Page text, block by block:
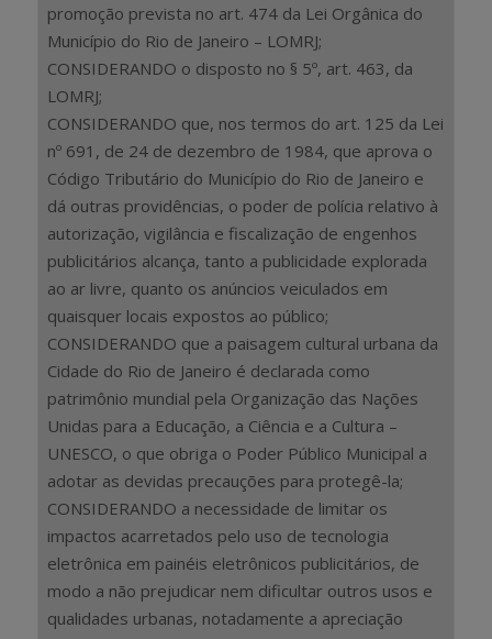
promoção prevista no art. 474 da Lei Orgânica do
Município do Rio de Janeiro – LOMRJ;
CONSIDERANDO o disposto no § 5º, art. 463, da
LOMRJ;
CONSIDERANDO que, nos termos do art. 125 da Lei
nº 691, de 24 de dezembro de 1984, que aprova o
Código Tributário do Município do Rio de Janeiro e
dá outras providências, o poder de polícia relativo à
autorização, vigilância e fiscalização de engenhos
publicitários alcança, tanto a publicidade explorada
ao ar livre, quanto os anúncios veiculados em
quaisquer locais expostos ao público;
CONSIDERANDO que a paisagem cultural urbana da
Cidade do Rio de Janeiro é declarada como
patrimônio mundial pela Organização das Nações
Unidas para a Educação, a Ciência e a Cultura –
UNESCO, o que obriga o Poder Público Municipal a
adotar as devidas precauções para protegê-la;
CONSIDERANDO a necessidade de limitar os
impactos acarretados pelo uso de tecnologia
eletrônica em painéis eletrônicos publicitários, de
modo a não prejudicar nem dificultar outros usos e
qualidades urbanas, notadamente a apreciação